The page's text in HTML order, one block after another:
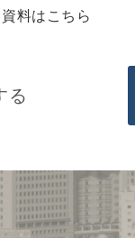
料はこちら
る